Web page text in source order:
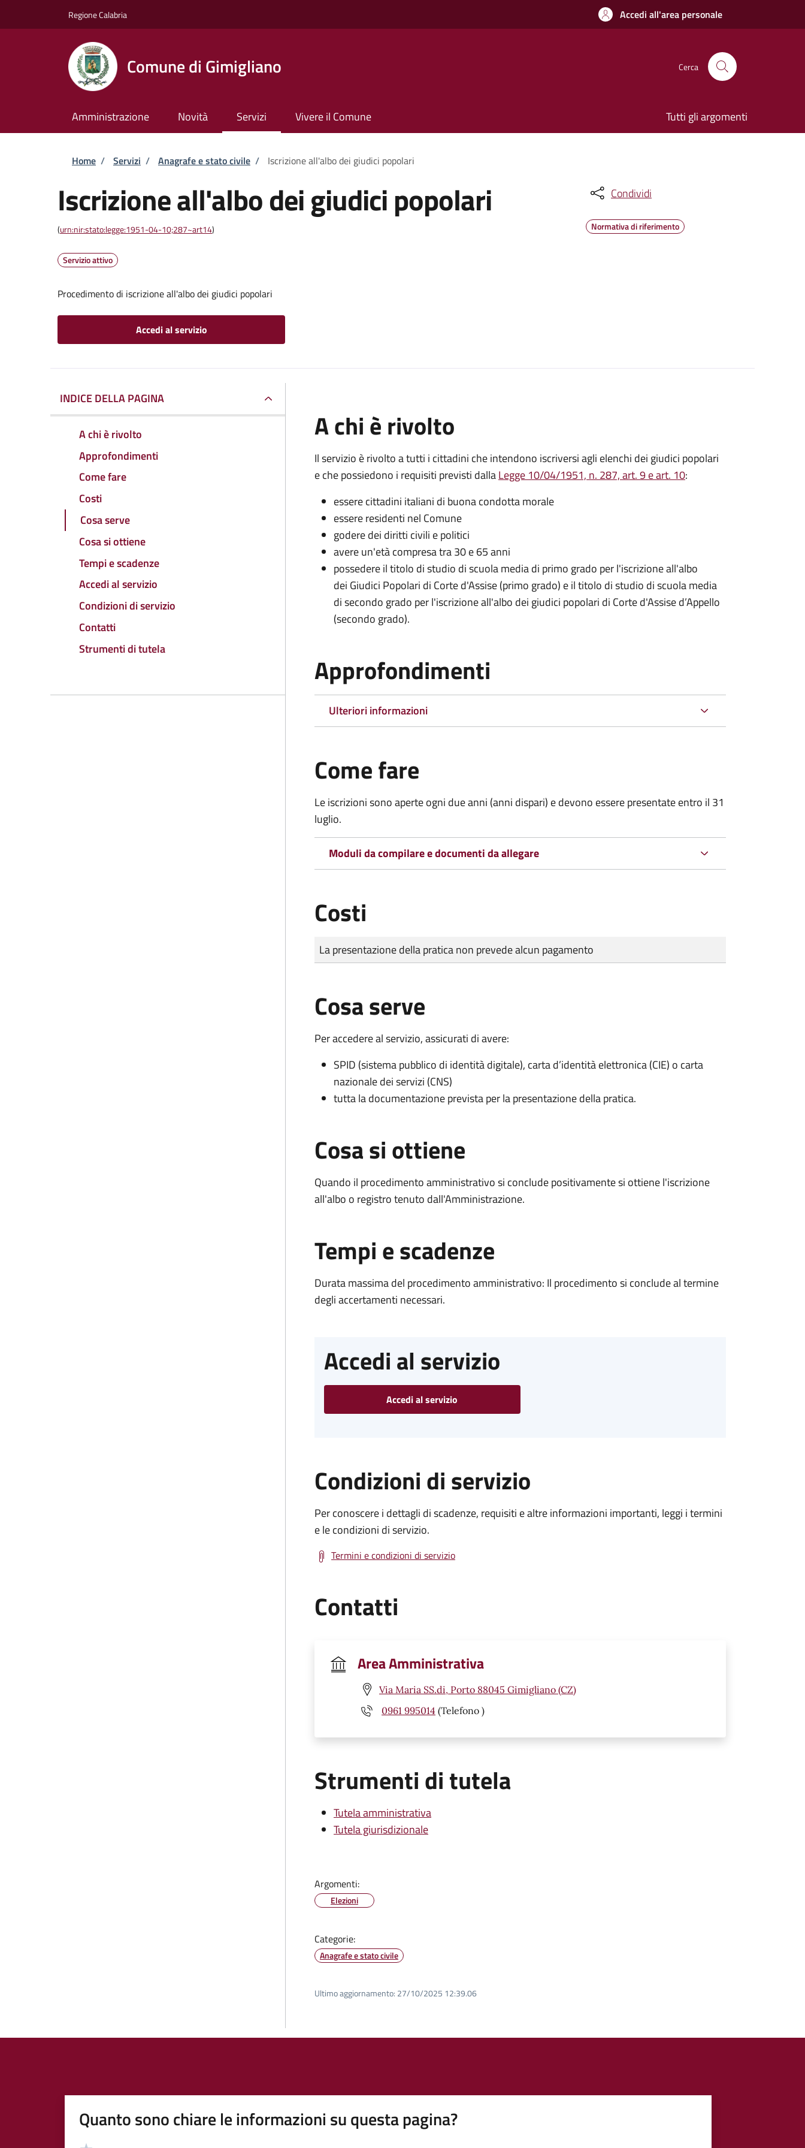
Regione Calabria Accedi all'area personale
Comune di Gimigliano Cerca
Amministrazione Novità Servizi Vivere il Comune Tutti gli argomenti
Briciole di pane
Home / Servizi / Anagrafe e stato civile / Iscrizione all'albo dei giudici popolari
Iscrizione all'albo dei giudici popolari
(urn:nir:stato:legge:1951-04-10;287~art14)
Servizio attivo
Procedimento di iscrizione all'albo dei giudici popolari
Accedi al servizio
Condividi
Normativa di riferimento
INDICE DELLA PAGINA
A chi è rivolto
Approfondimenti
Come fare
Costi
Cosa serve
Cosa si ottiene
Tempi e scadenze
Accedi al servizio
Condizioni di servizio
Contatti
Strumenti di tutela
A chi è rivolto
Il servizio è rivolto a tutti i cittadini che intendono iscriversi agli elenchi dei giudici popolari
e che possiedono i requisiti previsti dallaLegge 10/04/1951, n. 287, art. 9 e art. 10:
essere cittadini italiani di buona condotta morale
essere residenti nel Comune
godere dei diritti civili e politici
avere un'età compresa tra 30 e 65 anni
possedere il titolo di studio di scuola media di primo grado per l'iscrizione all'albo
dei Giudici Popolari di Corte d'Assise (primo grado) e il titolo di studio di scuola media
di secondo grado per l'iscrizione all'albo dei giudici popolari di Corte d'Assise d’Appello
(secondo grado).
Approfondimenti
Ulteriori informazioni
Come fare
Le iscrizioni sono aperte ogni due anni (anni dispari) e devono essere presentate entro il 31
luglio.
Moduli da compilare e documenti da allegare
Costi
Tipo di pagamento
Importo
La presentazione della pratica non prevede alcun pagamento
Cosa serve
Per accedere al servizio, assicurati di avere:
SPID (sistema pubblico di identità digitale), carta d’identità elettronica (CIE) o carta
nazionale dei servizi (CNS)
tutta la documentazione prevista per la presentazione della pratica.
Cosa si ottiene
Quando il procedimento amministrativo si conclude positivamente si ottiene l'iscrizione
all'albo o registro tenuto dall'Amministrazione.
Tempi e scadenze
Durata massima del procedimento amministrativo: Il procedimento si conclude al termine
degli accertamenti necessari.
Accedi al servizio
Accedi al servizio
Condizioni di servizio
Per conoscere i dettagli di scadenze, requisiti e altre informazioni importanti, leggi i termini
e le condizioni di servizio.
Termini e condizioni di servizio
Contatti
Area Amministrativa
Via Maria SS.di, Porto 88045 Gimigliano (CZ)
0961 995014 (Telefono )
Strumenti di tutela
Tutela amministrativa
Tutela giurisdizionale
Argomenti:
Elezioni
Categorie:
Anagrafe e stato civile
Ultimo aggiornamento: 27/10/2025 12:39.06
Quanto sono chiare le informazioni su questa pagina?
Valutazione